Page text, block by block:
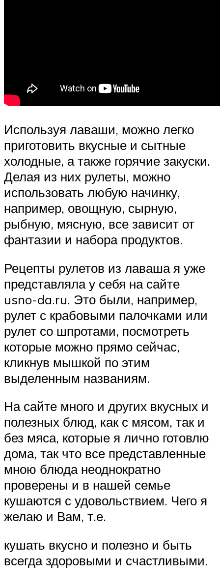
Используя лаваши, можно легко
приготовить вкусные и сытные
холодные, а также горячие закуски.
Делая из них рулеты, можно
использовать любую начинку,
например, овощную, сырную,
рыбную, мясную, все зависит от
фантазии и набора продуктов.
Рецепты рулетов из лаваша я уже
представляла у себя на сайте
usno-da.ru. Это были, например,
рулет с крабовыми палочками или
рулет со шпротами, посмотреть
которые можно прямо сейчас,
кликнув мышкой по этим
выделенным названиям.
На сайте много и других вкусных и
полезных блюд, как с мясом, так и
без мяса, которые я лично готовлю
дома, так что все представленные
мною блюда неоднократно
проверены и в нашей семье
кушаются с удовольствием. Чего я
желаю и Вам, т.е.
кушать вкусно и полезно и быть
всегда здоровыми и счастливыми.